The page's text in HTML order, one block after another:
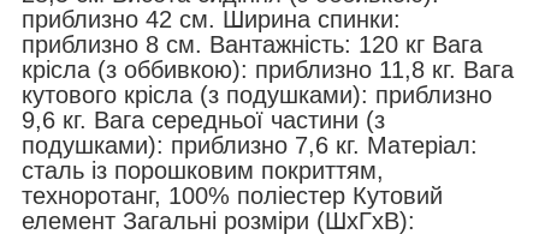
приблизно 42 см. Ширина спинки:
приблизно 8 см. Вантажність: 120 кг Вага
крісла (з оббивкою): приблизно 11,8 кг. Вага
кутового крісла (з подушками): приблизно
9,6 кг. Вага середньої частини (з
подушками): приблизно 7,6 кг. Матеріал:
сталь із порошковим покриттям,
техноротанг, 100% поліестер Кутовий
елемент Загальні розміри (ШxГxВ):